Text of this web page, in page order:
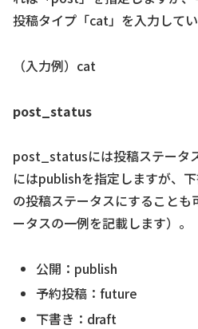
投稿タイプ「cat」を入力してい
（入力例）cat
post_status
post_statusには投稿ステータ
にはpublishを指定しますが、
の投稿ステータスにすること
ータスの一例を記載します）。
公開：publish
予約投稿：future
下書き：draft